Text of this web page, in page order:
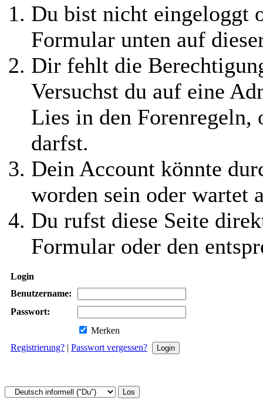
Du bist nicht eingeloggt
Formular unten auf
Dir fehlt die
Versuchst du auf eine
Lies in den Forenregeln,
darfst.
Dein Account könnte
worden sein oder wartet
Du rufst diese Seite
Formular oder den
Login
Benutzername:
Passwort:
Merken
Registrierung? | Passwort vergessen?